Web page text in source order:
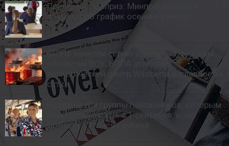
Приятный сюрприз: Минпросвещения
разместило график осенних каникул
ВС РФ нанесли серию ударов по морским
объектам ВСУ, БПЛА атаковал
логистический центр Wildberries: главное за
сутки
Названы три группы пенсионеров, которым
повысят выплаты с 1 сентября: кому
добавят 11 тысяч рублей